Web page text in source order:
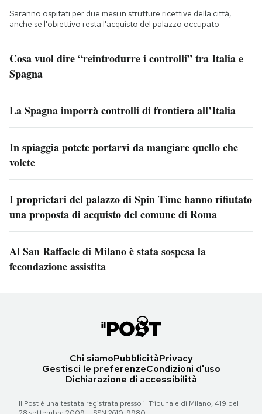
Saranno ospitati per due mesi in strutture ricettive della città,
anche se l'obiettivo resta l'acquisto del palazzo occupato
Cosa vuol dire “reintrodurre i controlli” tra Italia e
Spagna
La Spagna imporrà controlli di frontiera all’Italia
In spiaggia potete portarvi da mangiare quello che
volete
I proprietari del palazzo di Spin Time hanno rifiutato
una proposta di acquisto del comune di Roma
Al San Raffaele di Milano è stata sospesa la
fecondazione assistita
Chi siamoPubblicitàPrivacy
Gestisci le preferenzeCondizioni d'uso
Dichiarazione di accessibilità
Il Post è una testata registrata presso il Tribunale di Milano, 419 del